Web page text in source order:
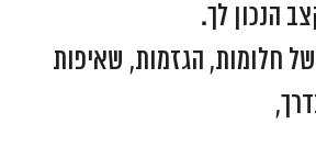
הנכון לך.
חלומות, הגזמות, שאיפות